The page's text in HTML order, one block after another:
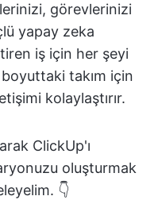
görevlerinizi
yapay zeka
iş için her şeyi
takım için
kolaylaştırır.
ClickUp'ı
oluşturmak
👇